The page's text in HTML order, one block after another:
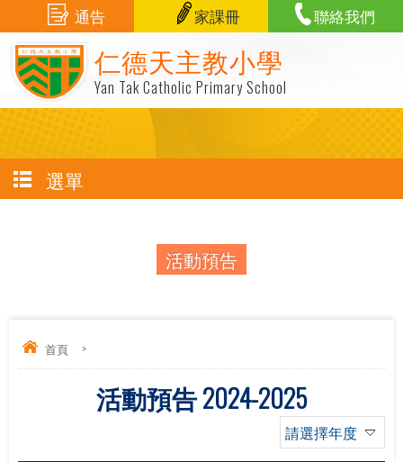
仁德天主教小學
Yan Tak Catholic Primary School
通告 家課冊 聯絡我們
選單
活動預告
首頁 >
活動預告 2024-2025
請選擇年度